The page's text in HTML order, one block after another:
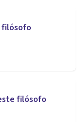
filósofo
filósofode